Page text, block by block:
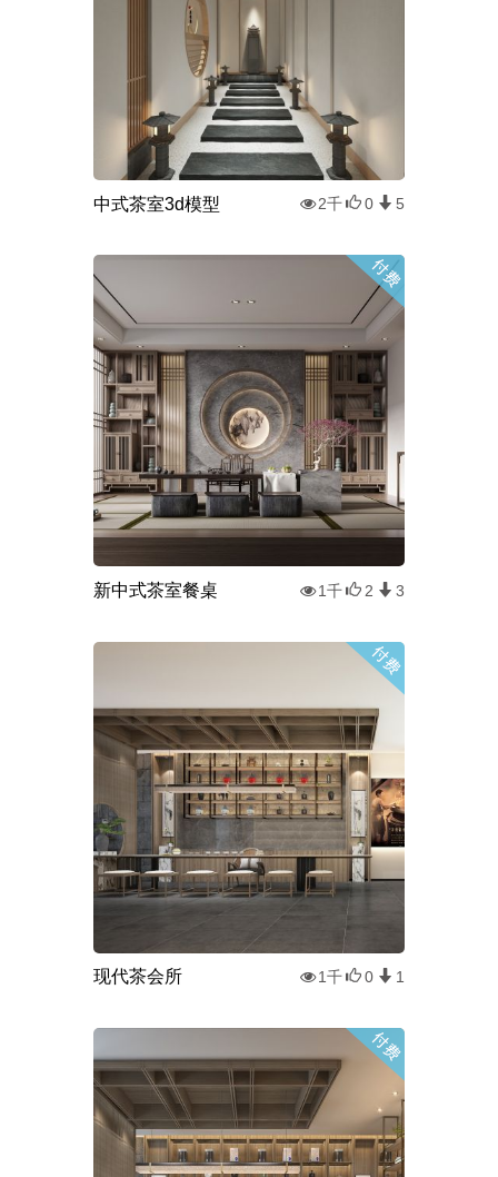
中式茶室3d模型 2千 0 5
新中式茶室餐桌 1千 2 3
现代茶会所 1千 0 1